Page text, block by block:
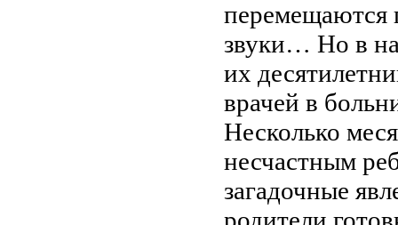
перемещаются
звуки… Но в
их
врачей в
Несколько
несчастным
загадочные